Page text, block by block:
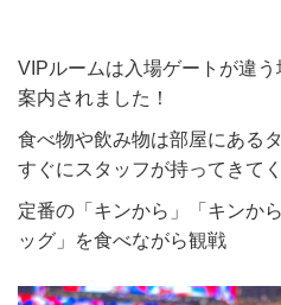
VIPルームは入場ゲートが違
案内されました！
食べ物や飲み物は部屋にある
すぐにスタッフが持ってきてく
定番の「キンから」「キンか
ッグ」を食べながら観戦